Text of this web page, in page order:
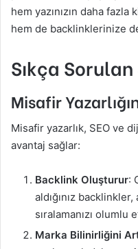
hem yazınızın daha fazla
hem de backlinklerinize
Sıkça
Misafir
Misafir yazarlık, SEO ve
avantaj sağlar:
Backlink Oluşturur:
aldığınız
sıralamanızı olumlu
Marka Bilinirliğini